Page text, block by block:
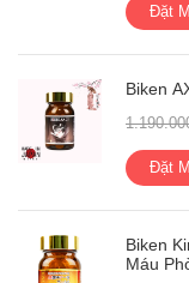
Đặt
Biken
Đặt
Biken
Máu